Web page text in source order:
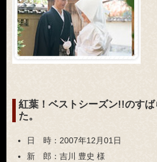
紅葉！ベストシーズン!!のす
た。
日 時： 2007年12月01日
新 郎：吉川 豊史 様